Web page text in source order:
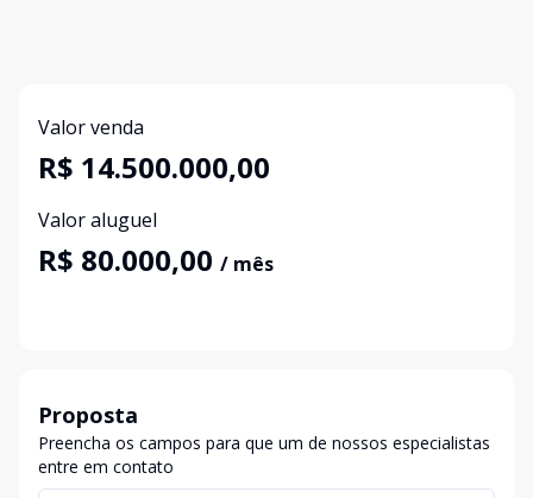
Valor venda
R$ 14.500.000,00
Valor aluguel
R$ 80.000,00 / mês
Proposta
Preencha os campos para que um de nossos especialistas
entre em contato